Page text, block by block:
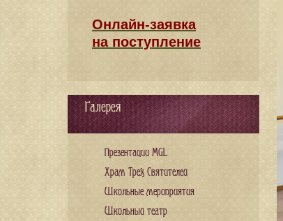
Онлайн-заявка
на поступление
Галерея
Презентации MGL
Храм Трех Святителей
Школьные мероприятия
Школьный театр